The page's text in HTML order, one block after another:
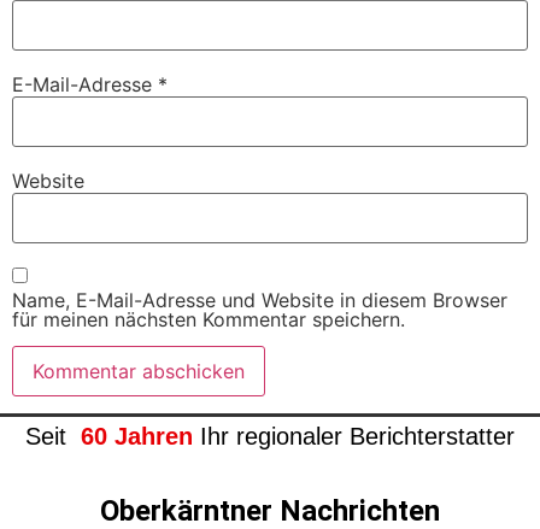
E-Mail-Adresse *
Website
Name, E-Mail-Adresse und Website in diesem Browser
für meinen nächsten Kommentar speichern.
Seit 60 Jahren Ihr regionaler Berichterstatter
Oberkärntner Nachrichten